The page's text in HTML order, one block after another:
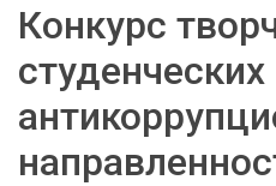
Конкурс